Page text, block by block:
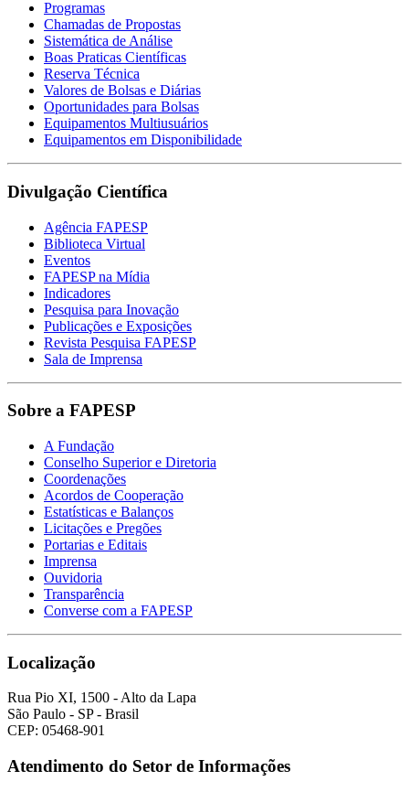
Programas
Chamadas de Propostas
Sistemática de Análise
Boas Praticas Científicas
Reserva Técnica
Valores de Bolsas e Diárias
Oportunidades para Bolsas
Equipamentos Multiusuários
Equipamentos em Disponibilidade
Divulgação Científica
Agência FAPESP
Biblioteca Virtual
Eventos
FAPESP na Mídia
Indicadores
Pesquisa para Inovação
Publicações e Exposições
Revista Pesquisa FAPESP
Sala de Imprensa
Sobre a FAPESP
A Fundação
Conselho Superior e Diretoria
Coordenações
Acordos de Cooperação
Estatísticas e Balanços
Licitações e Pregões
Portarias e Editais
Imprensa
Ouvidoria
Transparência
Converse com a FAPESP
Localização
Rua Pio XI, 1500 - Alto da Lapa
São Paulo - SP - Brasil
CEP: 05468-901
Atendimento do Setor de Informações